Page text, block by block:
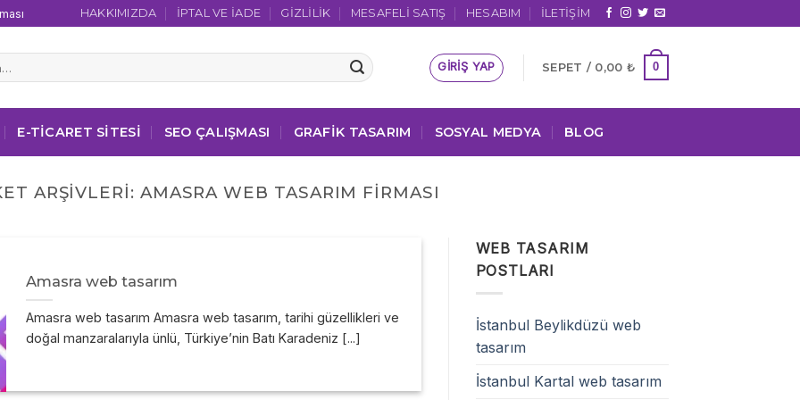
HAKKIMIZDA İPTAL VE İADE GIZLILIK MESAFELI SATIŞ HESABIM İLETIŞIM
GIRIŞ YAP SEPET / 0,00 ₺ 0
E-TICARET SITESI SEO ÇALIŞMASI GRAFIK TASARIM SOSYAL MEDYA BLOG
ARŞIVLERI: AMASRA WEB TASARIM FIRMASI
Amasra web tasarım
Amasra web tasarım Amasra web tasarım, tarihi güzellikleri ve
doğal manzaralarıyla ünlü, Türkiye’nin Batı Karadeniz [...]
WEB TASARIM
POSTLARI
İstanbul Beylikdüzü web
tasarım
İstanbul Kartal web tasarım